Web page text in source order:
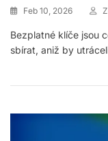
Feb 10, 2026
Bezplatné klíče jsou
sbírat, aniž by